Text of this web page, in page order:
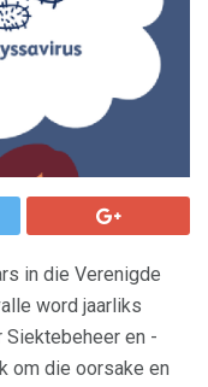
in die Verenigde
word jaarliks
Siektebeheer en -
om die oorsake en